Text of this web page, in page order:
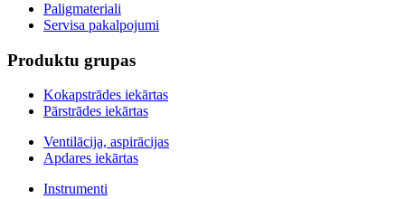
Paligmateriali
Servisa pakalpojumi
Produktu grupas
Kokapstrādes iekārtas
Pārstrādes iekārtas
Ventilācija, aspirācijas
Apdares iekārtas
Instrumenti